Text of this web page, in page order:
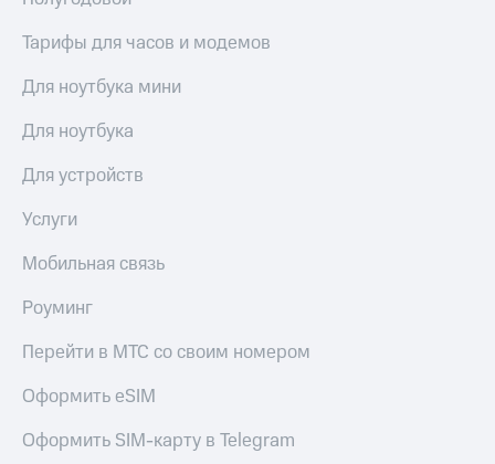
Строки
Live
Гудок
Мой
приложения
Получайте
доход
онлайн
Скидка 30%
на связь
С картой
МТС
Деньги
МТС
деньги
Акции
Условия
пополнения
Скидка
30%
Тарифы для часов и модемов
Для ноутбука мини
Для ноутбука
Для устройств
Услуги
Мобильная связь
Роуминг
Перейти в МТС со своим номером
Оформить eSIM
Оформить SIM-карту в Telegram